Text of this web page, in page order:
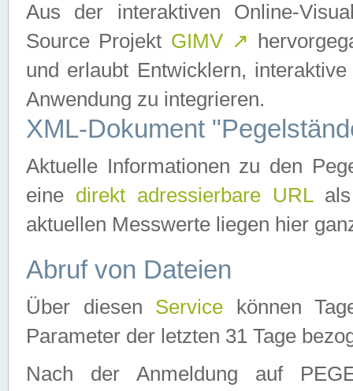
Aus der interaktiven Online-
Source Projekt GIMV ↗
und erlaubt Entwicklern,
Anwendung zu integrieren.
XML-Dokument
Aktuelle Informationen zu den
eine direkt adressierbare URLals
aktuellen Messwerte liegen hier
Abruf von Dateien
Über diesen Service können
Parameter der letzten 31 Tage
Nach der Anmeldung auf